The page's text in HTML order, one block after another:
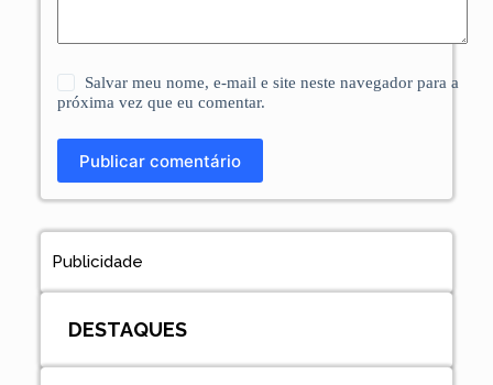
Salvar meu nome, e-mail e site neste navegador para a
próxima vez que eu comentar.
Publicar comentário
Publicidade
DESTAQUES